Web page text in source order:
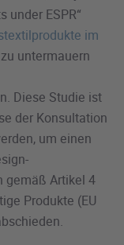
under ESPR“
im
untermauern
Diese Studie ist
der Konsultation
um einen
gemäß Artikel 4
Produkte (EU